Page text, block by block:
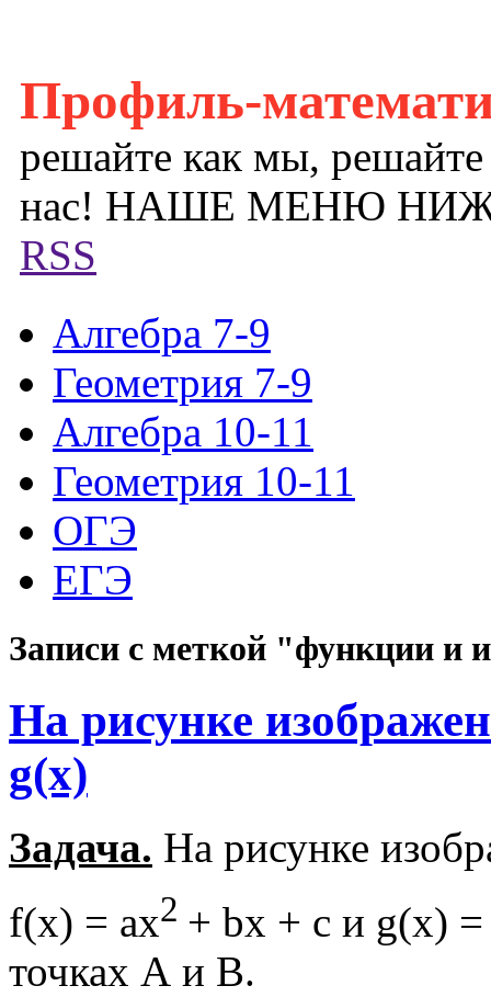
Профиль-
решайте как мы,
нас! НАШЕ МЕНЮ
RSS
Алгебра 7-9
Геометрия 7-9
Алгебра 10-11
Геометрия 10-11
ОГЭ
ЕГЭ
Записи с меткой "функции и
На рисунке
g(x)
Задача. На рисунке
f(x) = ax2 + bx + c и g(x) =
точках А и В.